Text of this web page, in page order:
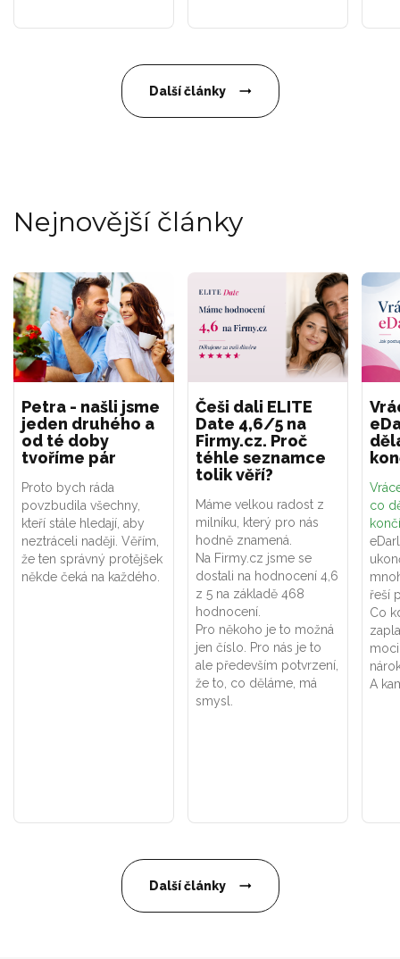
Další články
Nejnovější články
Petra - našli jsme
jeden druhého a
od té doby
tvoříme pár
Proto bych ráda
povzbudila všechny,
kteří stále hledají, aby
neztráceli naději. Věřím,
že ten správný protějšek
někde čeká na každého.
Češi dali ELITE
Date 4,6/5 na
Firmy.cz. Proč
téhle seznamce
tolik věří?
Máme velkou radost z
milníku, který pro nás
hodně znamená.
Na Firmy.cz jsme se
dostali na hodnocení 4,6
z 5 na základě 468
hodnocení.
Pro někoho je to možná
jen číslo. Pro nás je to
ale především potvrzení,
že to, co děláme, má
smysl.
co
řeší
Co
A
Další články